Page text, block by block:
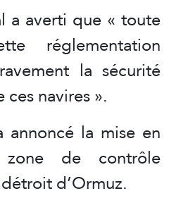
a averti que « toute
réglementation
la sécurité
navires ».
annoncé la mise en
de contrôle
d’Ormuz.